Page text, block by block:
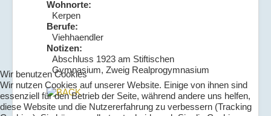
Wohnorte:
Kerpen
Berufe:
Viehhaendler
Notizen:
Abschluss 1923 am Stiftischen
Gymnasium, Zweig Realprogymnasium
Wir benutzen Cookies
Wir nutzen Cookies auf unserer Website. Einige von ihnen sind
essenziell für den Betrieb der Seite, während andere uns helfen,
diese Website und die Nutzererfahrung zu verbessern (Tracking